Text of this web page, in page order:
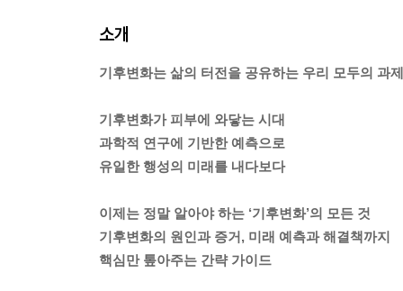
소개
기후변화는 삶의 터전을 공유하는 우리 모두의 과
기후변화가 피부에 와닿는 시대
과학적 연구에 기반한 예측으로
유일한 행성의 미래를 내다보다
이제는 정말 알아야 하는 ‘기후변화’의 모든 것
기후변화의 원인과 증거, 미래 예측과 해결책까지
핵심만 톺아주는 간략 가이드